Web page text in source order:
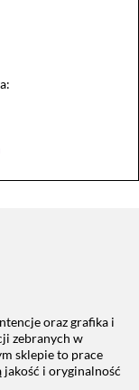
oraz grafika i
zebranych w
sklepie to prace
i oryginalność